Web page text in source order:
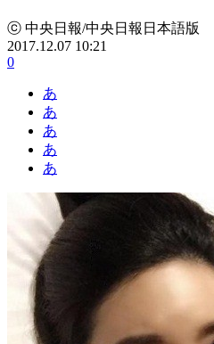
ⓒ 中央日報/中央日報日本語版
2017.12.07 10:21
0
あ
あ
あ
あ
あ